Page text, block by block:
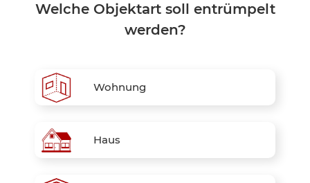
Welche Objektart soll entrümpelt
werden?
Wohnung
Haus